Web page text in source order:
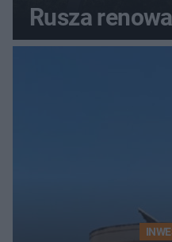
Rusza
z